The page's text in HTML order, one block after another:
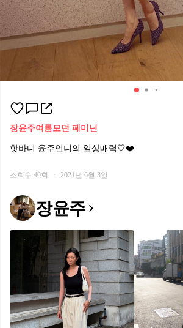
장윤주여름모던 페미닌
핫바디 윤주언니의 일상매력🤍❤️
조회수 40회 · 2021년 6월 3일
장윤주